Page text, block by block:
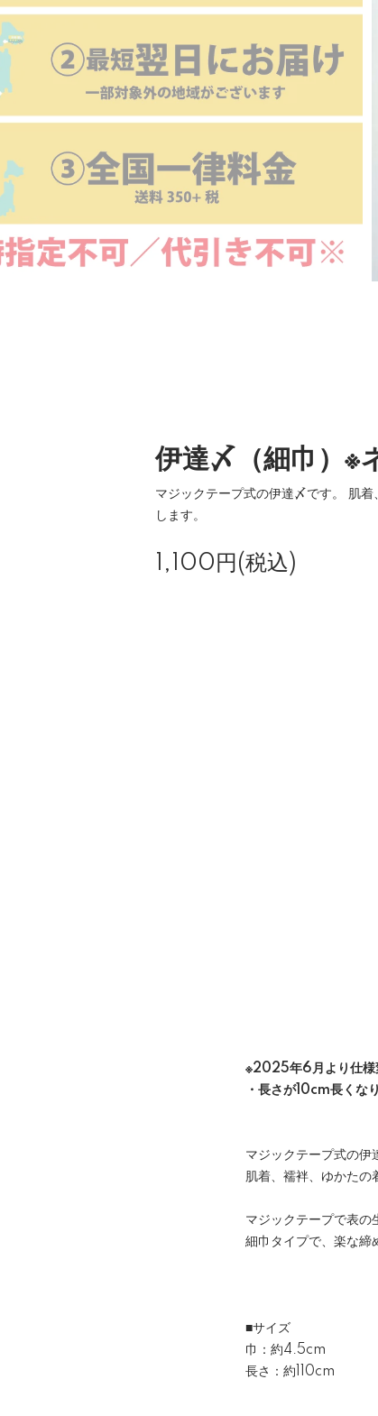
伊達〆（細巾）※
マジックテープ式の伊達〆です。 肌
します。
1,100円(税込)
※2025年6月より仕様
・長さが10cm長くな
マジックテープ式の伊
肌着、襦袢、ゆかたの
マジックテープで表の
細巾タイプで、楽な締
■サイズ
巾：約4.5cm
長さ：約110cm